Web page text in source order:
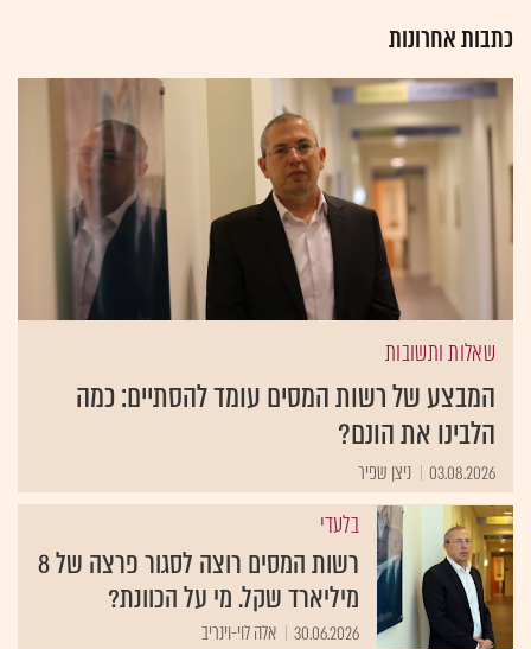
כתבות אחרונות
שאלות ותשובות
המבצע של רשות המסים עומד להסתיים: כמה
הלבינו את הונם?
03.08.2026 ניצן שפיר
בלעדי
רשות המסים רוצה לסגור פרצה של 8
מיליארד שקל. מי על הכוונת?
30.06.2026 אלה לוי-וינריב